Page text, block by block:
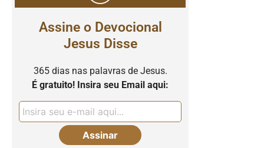
Assine o Devocional
Jesus Disse
365 dias nas palavras de Jesus.
É gratuito! Insira seu Email aqui: